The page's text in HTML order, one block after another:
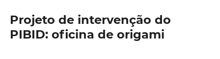
Projeto de intervenção do
PIBID: oficina de origami